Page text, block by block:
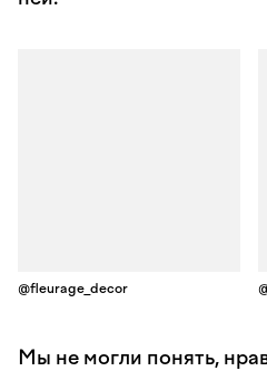
@fleurage_decor
Мы не могли понять,